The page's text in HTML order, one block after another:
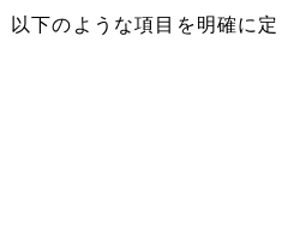
以下のような項目を明確に定